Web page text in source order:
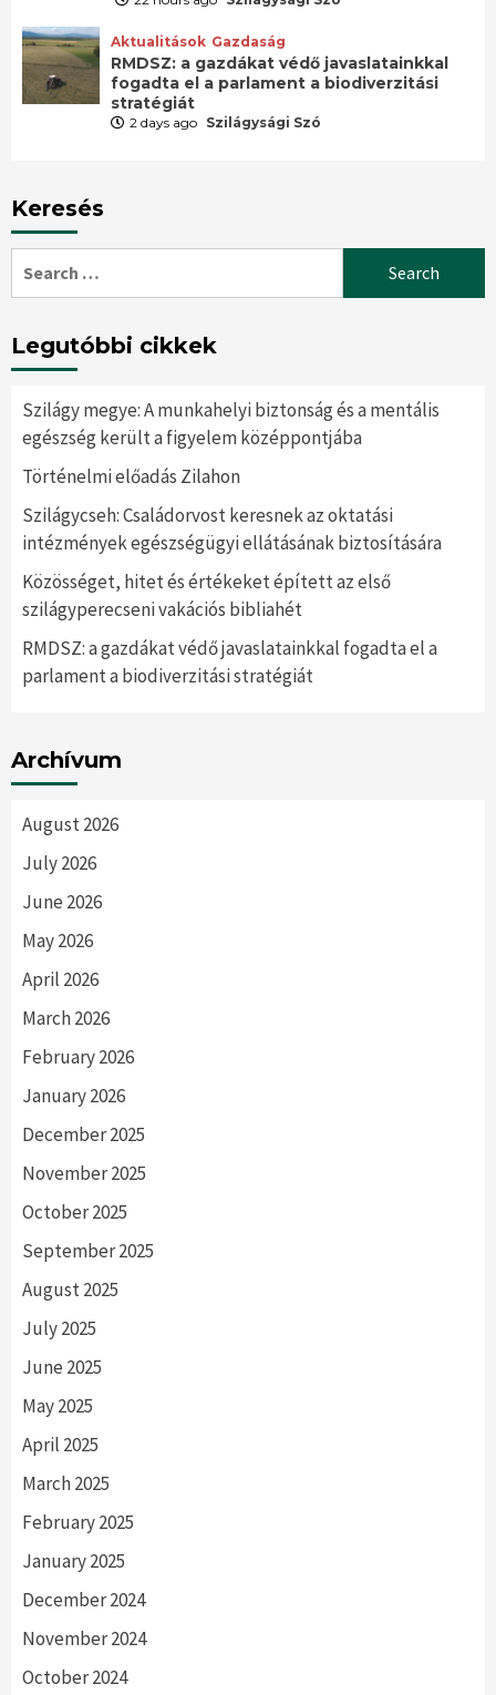
Aktualitások Gazdaság
RMDSZ: a gazdákat védő javaslatainkkal
fogadta el a parlament a biodiverzitási
stratégiát
2 days ago Szilágysági Szó
Keresés
for:
Legutóbbi cikkek
Szilágy megye: A munkahelyi biztonság és a mentális
egészség került a figyelem középpontjába
Történelmi előadás Zilahon
Szilágycseh: Családorvost keresnek az oktatási
intézmények egészségügyi ellátásának biztosítására
Közösséget, hitet és értékeket épített az első
szilágyperecseni vakációs bibliahét
RMDSZ: a gazdákat védő javaslatainkkal fogadta el a
parlament a biodiverzitási stratégiát
Archívum
August 2026
July 2026
June 2026
May 2026
April 2026
March 2026
February 2026
January 2026
December 2025
November 2025
October 2025
September 2025
August 2025
July 2025
June 2025
May 2025
April 2025
March 2025
February 2025
January 2025
December 2024
November 2024
October 2024